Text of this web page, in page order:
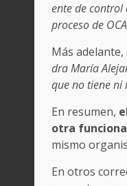
ente de control
proceso de
Más
dra María
que no tiene ni
En resumen,
otra
mismo
En otros